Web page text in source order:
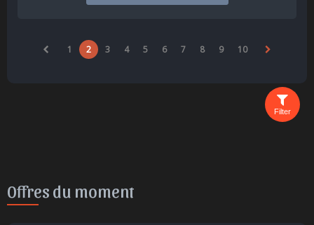
1 2 3 4 5 6 7 8 9 10
Filter
Offres du moment